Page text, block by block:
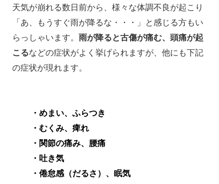
天気が崩れる数日前から、様々な体調不良が起こり
「あ、もうすぐ雨が降るな・・・」と感じる方もい
らっしゃいます。 雨が降ると古傷が痛む、頭痛が起
こるなどの症状がよく挙げられますが、他にも下記
の症状が現れます。
・めまい、ふらつき
・むくみ、痺れ
・関節の痛み、腰痛
・吐き気
・倦怠感（だるさ）、眠気